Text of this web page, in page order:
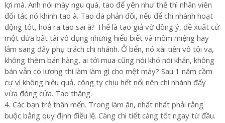
lợi mà. Anh nói mày ngu quá, tao để yên như thế thì nhân viên
đối tác nó khinh tao à. Tao đã phản đối, nếu để chi nhánh hoạt
động tốt, hoá ra tao sai à? Thế là tao giả vờ đồng ý, đề xuất cử
một đứa bất tài vô dụng nhưng hiểu biết và mồm miệng hay
lắm sang đấy phụ trách chi nhánh. Ở bển, nó xài tiền vô tội vạ,
không thèm bán hàng, ai tới mua cũng nói khó nói khăn, không
bán vẫn có lương thì làm làm gì cho mệt mày? Sau 1 năm cầm
cự vì không hiệu quả, công ty chịu hết nổi nên chi nhánh đấy
vừa đóng cửa. Tao thắng.
4. Các bạn trẻ thân mến. Trong làm ăn, nhất nhất phải rằng
buộc bằng quy định điều lệ. Càng chi tiết càng tốt ngay từ đầu.